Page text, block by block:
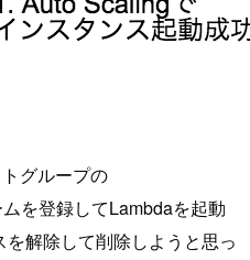
グループの
を登録してLambdaを起動
解除して削除しようと思っ